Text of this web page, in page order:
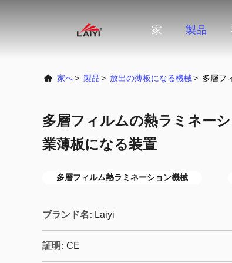
家 製品
家へ> 製品> 放出の薄板になる機械> 多層フ
多層フィルムの熱ラミネー
業薄板になる装置
多層フィルム熱ラミネーション機械
ブランド名: Laiyi
証明: CE